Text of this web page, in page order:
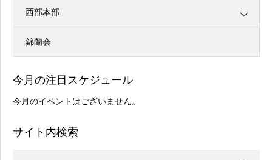
西部本部
錦蘭会
今月の注目スケジュール
今月のイベントはございません。
サイト内検索